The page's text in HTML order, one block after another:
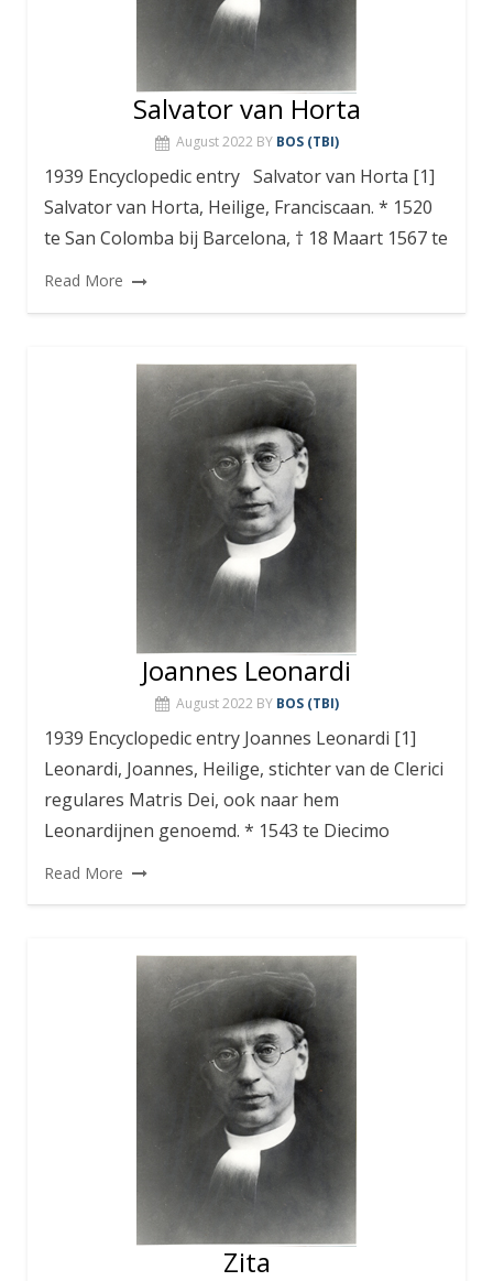
Salvator van Horta
August 2022 BY BOS (TBI)
1939 Encyclopedic entry Salvator van Horta [1]
Salvator van Horta, Heilige, Franciscaan. * 1520
te San Colomba bij Barcelona, † 18 Maart 1567 te
Read More
Joannes Leonardi
August 2022 BY BOS (TBI)
1939 Encyclopedic entry Joannes Leonardi [1]
Leonardi, Joannes, Heilige, stichter van de Clerici
regulares Matris Dei, ook naar hem
Leonardijnen genoemd. * 1543 te Diecimo
Read More
Zita